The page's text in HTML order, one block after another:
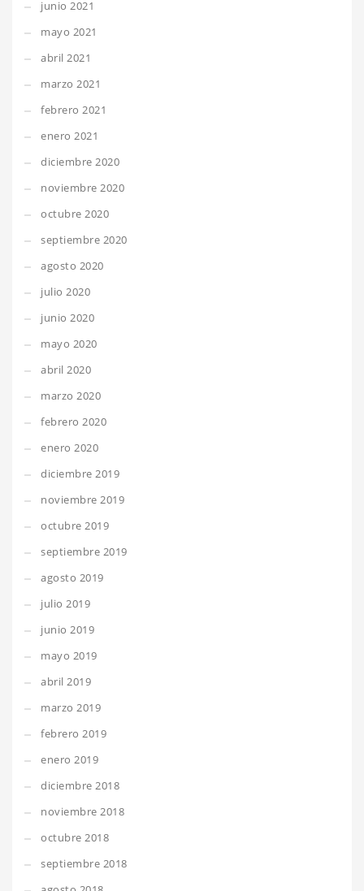
junio 2021
mayo 2021
abril 2021
marzo 2021
febrero 2021
enero 2021
diciembre 2020
noviembre 2020
octubre 2020
septiembre 2020
agosto 2020
julio 2020
junio 2020
mayo 2020
abril 2020
marzo 2020
febrero 2020
enero 2020
diciembre 2019
noviembre 2019
octubre 2019
septiembre 2019
agosto 2019
julio 2019
junio 2019
mayo 2019
abril 2019
marzo 2019
febrero 2019
enero 2019
diciembre 2018
noviembre 2018
octubre 2018
septiembre 2018